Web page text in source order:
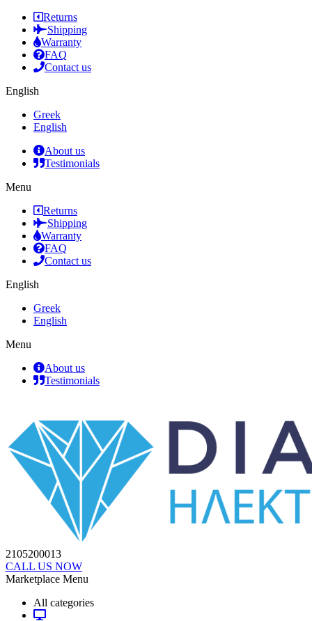
Returns
Shipping
Warranty
FAQ
Contact us
English
Greek
English
About us
Testimonials
Menu
Returns
Shipping
Warranty
FAQ
Contact us
English
Greek
English
Menu
About us
Testimonials
2105200013
CALL US NOW
Marketplace Menu
All categories